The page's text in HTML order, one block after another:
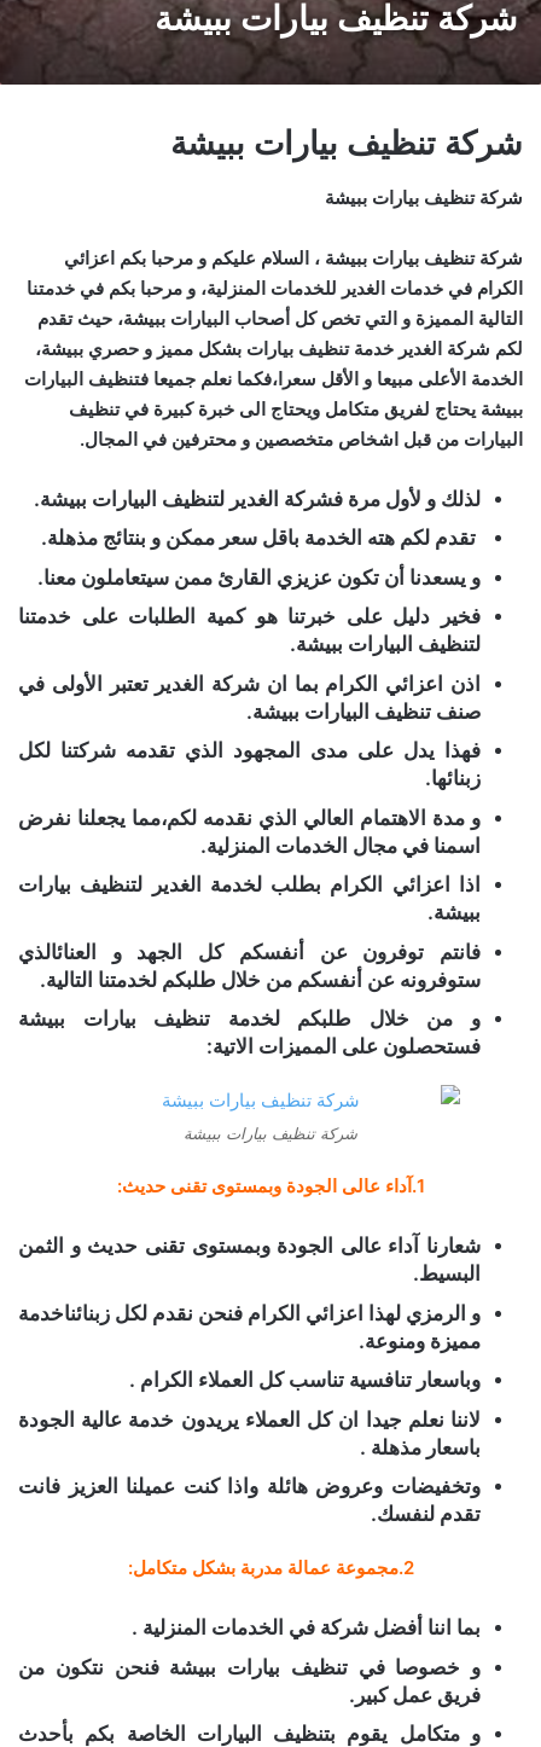
شركة تنظيف بيارات ببيشة
شركة تنظيف بيارات ببيشة
شركة تنظيف بيارات ببيشة
شركة تنظيف بيارات ببيشة ، السلام عليكم و مرحبا بكم اعزائي
الكرام في خدمات الغدير للخدمات المنزلية، و مرحبا بكم في خدمتنا
التالية المميزة و التي تخص كل أصحاب البيارات ببيشة، حيث تقدم
لكم شركة الغدير خدمة تنظيف بيارات بشكل مميز و حصري ببيشة،
الخدمة الأعلى مبيعا و الأقل سعرا،فكما نعلم جميعا فتنظيف البيارات
ببيشة يحتاج لفريق متكامل ويحتاج الى خبرة كبيرة في تنظيف
البيارات من قبل اشخاص متخصصين و محترفين في المجال.
لذلك و لأول مرة فشركة الغدير لتنظيف البيارات ببيشة.
تقدم لكم هته الخدمة باقل سعر ممكن و بنتائج مذهلة.
و يسعدنا أن تكون عزيزي القارئ ممن سيتعاملون معنا.
فخير دليل على خبرتنا هو كمية الطلبات على خدمتنا
لتنظيف البيارات ببيشة.
اذن اعزائي الكرام بما ان شركة الغدير تعتبر الأولى في
صنف تنظيف البيارات ببيشة.
فهذا يدل على مدى المجهود الذي تقدمه شركتنا لكل
زبنائها.
و مدة الاهتمام العالي الذي نقدمه لكم،مما يجعلنا نفرض
اسمنا في مجال الخدمات المنزلية.
اذا اعزائي الكرام بطلب لخدمة الغدير لتنظيف بيارات
ببيشة.
فانتم توفرون عن أنفسكم كل الجهد و العنائالذي
ستوفرونه عن أنفسكم من خلال طلبكم لخدمتنا التالية.
و من خلال طلبكم لخدمة تنظيف بيارات ببيشة
فستحصلون على المميزات الاتية:
شركة تنظيف بيارات ببيشة
1.آداء عالى الجودة وبمستوى تقنى حديث:
شعارنا آداء عالى الجودة وبمستوى تقنى حديث و الثمن
البسيط.
و الرمزي لهذا اعزائي الكرام فنحن نقدم لكل زبنائناخدمة
مميزة ومنوعة.
وباسعار تنافسية تناسب كل العملاء الكرام .
لاننا نعلم جيدا ان كل العملاء يريدون خدمة عالية الجودة
باسعار مذهلة .
وتخفيضات وعروض هائلة واذا كنت عميلنا العزيز فانت
تقدم لنفسك.
2.مجموعة عمالة مدربة بشكل متكامل:
بما اننا أفضل شركة في الخدمات المنزلية .
و خصوصا في تنظيف بيارات ببيشة فنحن نتكون من
فريق عمل كبير.
و متكامل يقوم بتنظيف البيارات الخاصة بكم بأحدث